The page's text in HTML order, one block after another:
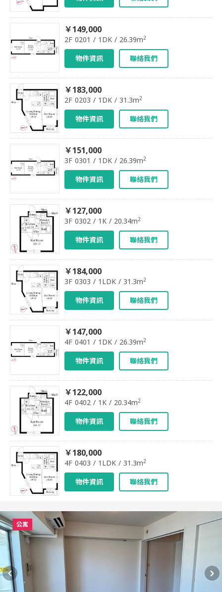
￥149,000
2F 0201 / 1DK / 26.39m2
物件資訊 聯絡我們
￥183,000
2F 0203 / 1DK / 31.3m2
物件資訊 聯絡我們
￥151,000
3F 0301 / 1DK / 26.39m2
物件資訊 聯絡我們
￥127,000
3F 0302 / 1K / 20.34m2
物件資訊 聯絡我們
￥184,000
3F 0303 / 1LDK / 31.3m2
物件資訊 聯絡我們
￥147,000
4F 0401 / 1DK / 26.39m2
物件資訊 聯絡我們
￥122,000
4F 0402 / 1K / 20.34m2
物件資訊 聯絡我們
￥180,000
4F 0403 / 1LDK / 31.3m2
物件資訊 聯絡我們
公寓